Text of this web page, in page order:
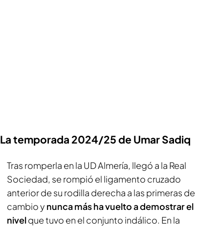
La temporada 2024/25 de Umar Sadiq
Tras romperla en la UD Almería, llegó a la Real
Sociedad, se rompió el ligamento cruzado
anterior de su rodilla derecha a las primeras de
cambio y nunca más ha vuelto a demostrar el
nivelque tuvo en el conjunto indálico. En la